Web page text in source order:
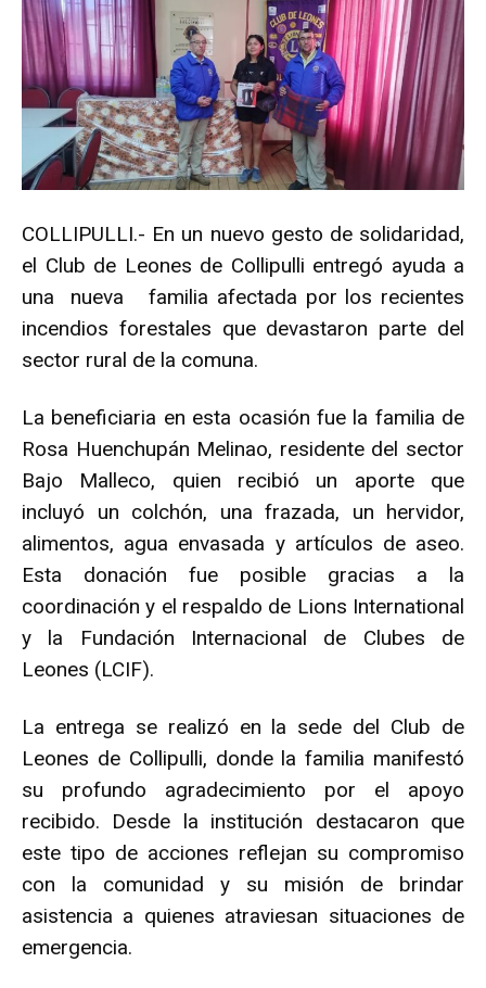
COLLIPULLI.- En un nuevo gesto de solidaridad,
el Club de Leones de Collipulli entregó ayuda a
una nueva familia afectada por los recientes
incendios forestales que devastaron parte del
sector rural de la comuna.
La beneficiaria en esta ocasión fue la familia de
Rosa Huenchupán Melinao, residente del sector
Bajo Malleco, quien recibió un aporte que
incluyó un colchón, una frazada, un hervidor,
alimentos, agua envasada y artículos de aseo.
Esta donación fue posible gracias a la
coordinación y el respaldo de Lions International
y la Fundación Internacional de Clubes de
Leones (LCIF).
La entrega se realizó en la sede del Club de
Leones de Collipulli, donde la familia manifestó
su profundo agradecimiento por el apoyo
recibido. Desde la institución destacaron que
este tipo de acciones reflejan su compromiso
con la comunidad y su misión de brindar
asistencia a quienes atraviesan situaciones de
emergencia.